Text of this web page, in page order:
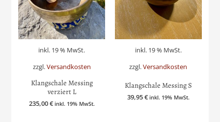
inkl. 19 % MwSt.
zzgl.Versandkosten
Klangschale Messing
verziert L
235,00€ inkl. 19% MwSt.
inkl. 19 % MwSt.
zzgl.Versandkosten
Klangschale Messing S
39,95€ inkl. 19% MwSt.